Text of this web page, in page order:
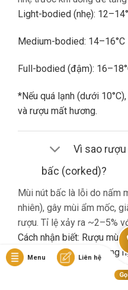
Light-bodied (nhẹ):
Medium-bodied: 14–16°C
Full-bodied (đậm):
*Nếu quá lạnh (dưới
và rượu mất hương.
Vì sao
bấc (corked)?
Mùi nút bấc là lỗi do nấm
nhiên), gây mùi ẩm mốc,
rượu. Tỉ lệ xảy ra ~2–5%
Cách nhận biết: Rượu mùi
hương trái cây dù là vang
Nếu gặp lỗi này, bạn nên
Menu Liên hệ